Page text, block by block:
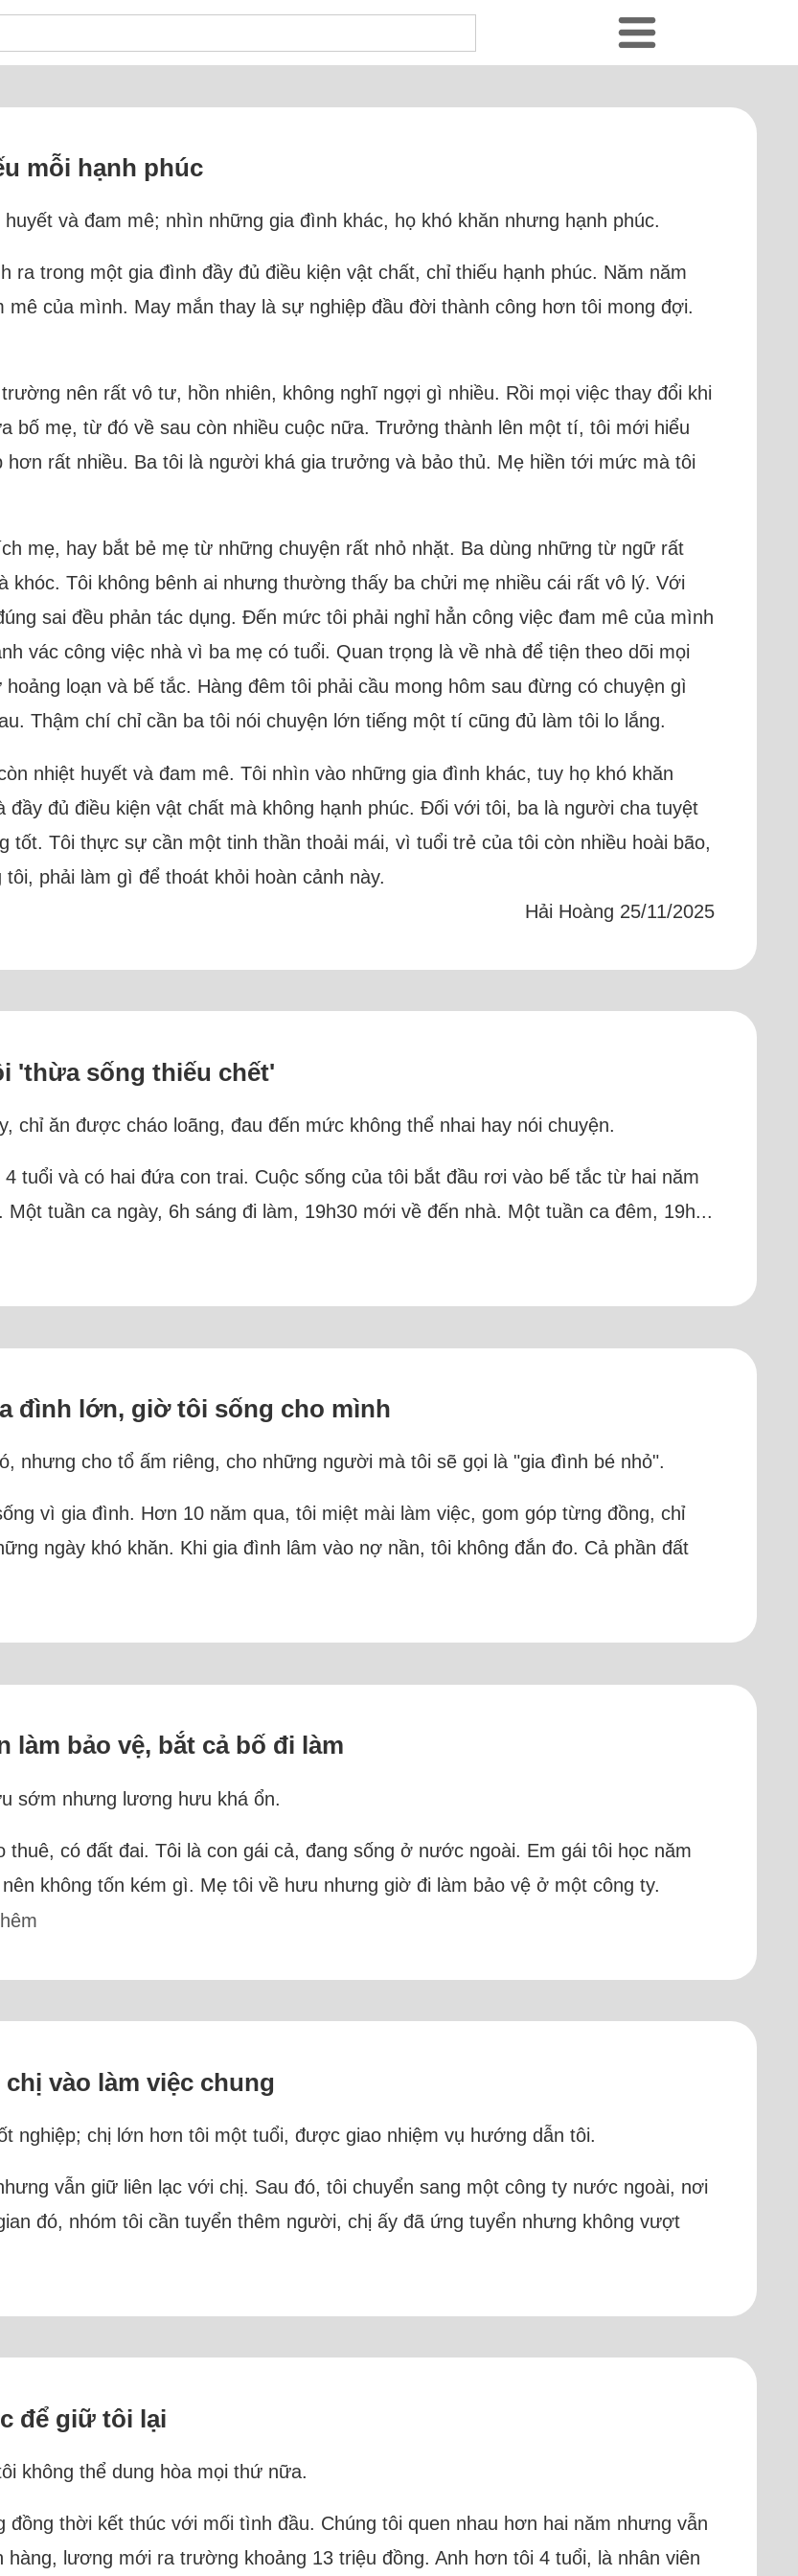
mỗi hạnh phúc
và đam mê; nhìn những gia đình khác, họ khó khăn nhưng hạnh phúc.
ra trong một gia đình đầy đủ điều kiện vật chất, chỉ thiếu hạnh phúc. Năm năm
của mình. May mắn thay là sự nghiệp đầu đời thành công hơn tôi mong đợi.
nên rất vô tư, hồn nhiên, không nghĩ ngợi gì nhiều. Rồi mọi việc thay đổi khi
bố mẹ, từ đó về sau còn nhiều cuộc nữa. Trưởng thành lên một tí, tôi mới hiểu
rất nhiều. Ba tôi là người khá gia trưởng và bảo thủ. Mẹ hiền tới mức mà tôi
mẹ, hay bắt bẻ mẹ từ những chuyện rất nhỏ nhặt. Ba dùng những từ ngữ rất
khóc. Tôi không bênh ai nhưng thường thấy ba chửi mẹ nhiều cái rất vô lý. Với
sai đều phản tác dụng. Đến mức tôi phải nghỉ hẳn công việc đam mê của mình
vác công việc nhà vì ba mẹ có tuổi. Quan trọng là về nhà để tiện theo dõi mọi
loạn và bế tắc. Hàng đêm tôi phải cầu mong hôm sau đừng có chuyện gì
Thậm chí chỉ cần ba tôi nói chuyện lớn tiếng một tí cũng đủ làm tôi lo lắng.
nhiệt huyết và đam mê. Tôi nhìn vào những gia đình khác, tuy họ khó khăn
đủ điều kiện vật chất mà không hạnh phúc. Đối với tôi, ba là người cha tuyệt
tốt. Tôi thực sự cần một tinh thần thoải mái, vì tuổi trẻ của tôi còn nhiều hoài bão,
phải làm gì để thoát khỏi hoàn cảnh này.
Hải Hoàng 25/11/2025
'thừa sống thiếu chết'
ăn được cháo loãng, đau đến mức không thể nhai hay nói chuyện.
tuổi và có hai đứa con trai. Cuộc sống của tôi bắt đầu rơi vào bế tắc từ hai năm
tuần ca ngày, 6h sáng đi làm, 19h30 mới về đến nhà. Một tuần ca đêm, 19h...
đình lớn, giờ tôi sống cho mình
nhưng cho tổ ấm riêng, cho những người mà tôi sẽ gọi là "gia đình bé nhỏ".
vì gia đình. Hơn 10 năm qua, tôi miệt mài làm việc, gom góp từng đồng, chỉ
ngày khó khăn. Khi gia đình lâm vào nợ nần, tôi không đắn đo. Cả phần đất
làm bảo vệ, bắt cả bố đi làm
sớm nhưng lương hưu khá ổn.
có đất đai. Tôi là con gái cả, đang sống ở nước ngoài. Em gái tôi học năm
không tốn kém gì. Mẹ tôi về hưu nhưng giờ đi làm bảo vệ ở một công ty.
vào làm việc chung
nghiệp; chị lớn hơn tôi một tuổi, được giao nhiệm vụ hướng dẫn tôi.
vẫn giữ liên lạc với chị. Sau đó, tôi chuyển sang một công ty nước ngoài, nơi
đó, nhóm tôi cần tuyển thêm người, chị ấy đã ứng tuyển nhưng không vượt
để giữ tôi lại
không thể dung hòa mọi thứ nữa.
thời kết thúc với mối tình đầu. Chúng tôi quen nhau hơn hai năm nhưng vẫn
hàng, lương mới ra trường khoảng 13 triệu đồng. Anh hơn tôi 4 tuổi, là nhân viên